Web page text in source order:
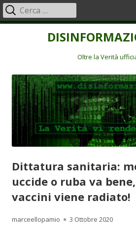
Oltre la Verità
Menu
principale
Ricerca
per:
Dittatura sanitaria:
uccide o ruba va
vaccini viene radiato!
Autore
marceellopamio Pubblicato
3 Ottobre 2020